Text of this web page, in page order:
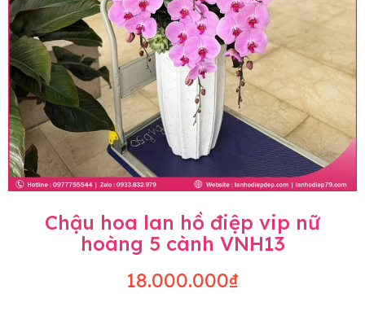
Chậu hoa lan hồ điệp vip nữ
hoàng 5 cành VNH13
18.000.000₫